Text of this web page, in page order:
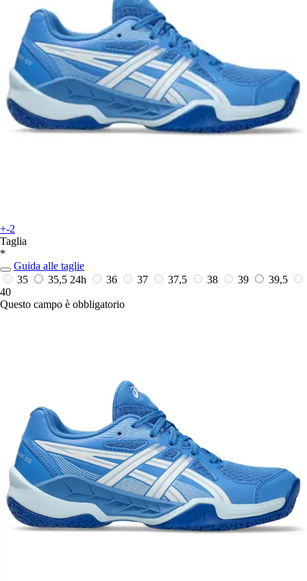
+-2
Taglia
*
Guida alle taglie
35
35,5 24h 36 37 37,5 38 39
39,5
40
Questo campo è obbligatorio